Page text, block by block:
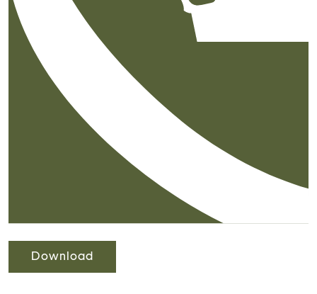
Download